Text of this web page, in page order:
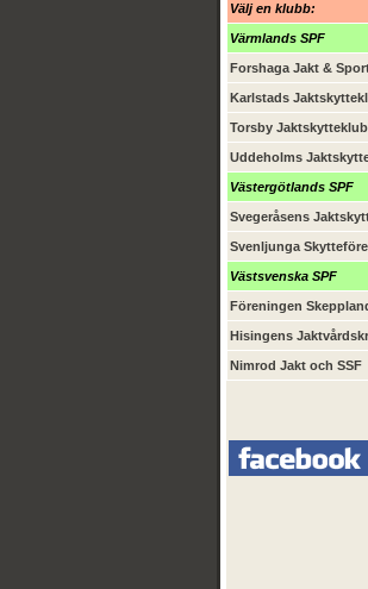
Välj en klubb:
Värmlands SPF
Forshaga Jakt &
Karlstads
Torsby
Uddeholms
Västergötlands SPF
Svegeråsens
Svenljunga
Västsvenska SPF
Föreningen
Hisingens
Nimrod Jakt och SSF